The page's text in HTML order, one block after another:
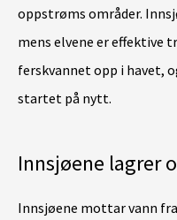
oppstrøms områder.
mens elvene er effektive
ferskvannet opp i havet,
startet på nytt.
Innsjøene lagrer
Innsjøene mottar vann